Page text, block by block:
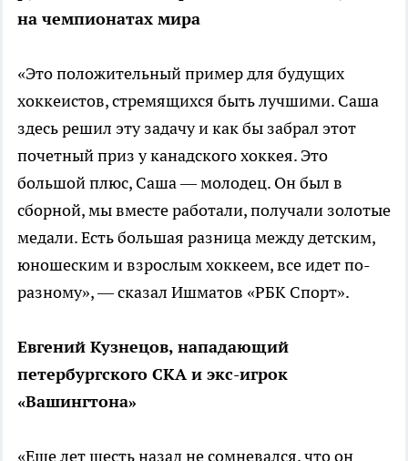
на чемпионатах мира
«Это положительный пример для будущих
хоккеистов, стремящихся быть лучшими. Саша
здесь решил эту задачу и как бы забрал этот
почетный приз у канадского хоккея. Это
большой плюс, Саша — молодец. Он был в
сборной, мы вместе работали, получали золотые
медали. Есть большая разница между детским,
юношеским и взрослым хоккеем, все идет по-
разному», — сказал Ишматов «РБК Спорт».
Евгений Кузнецов, нападающий
петербургского СКА и экс-игрок
«Вашингтона»
«Еще лет шесть назад не сомневался, что он